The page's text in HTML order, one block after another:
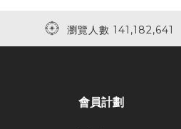
瀏覽人數 141,182,641
會員計劃